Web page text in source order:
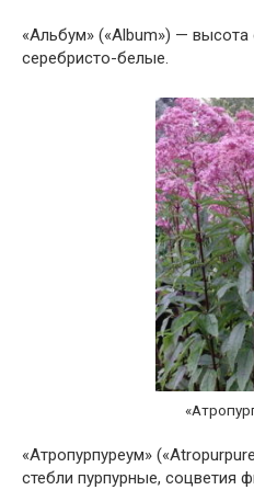
«Альбум» («Album») — высота
серебристо-белые.
«Атропурпуреум»
стебли пурпурные, соцветия